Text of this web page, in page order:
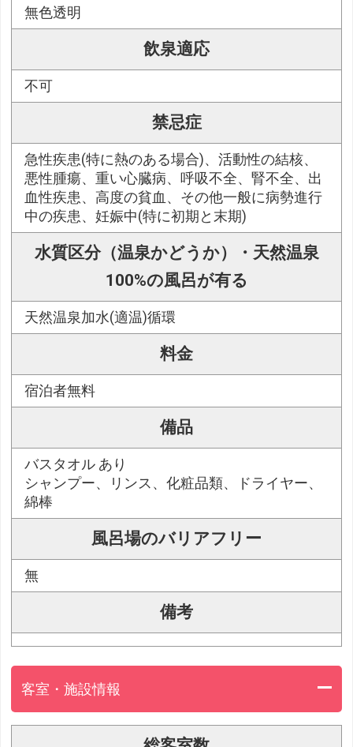
無色透明
飲泉適応
不可
禁忌症
急性疾患(特に熱のある場合)、活動性の結核、
悪性腫瘍、重い心臓病、呼吸不全、腎不全、出
血性疾患、高度の貧血、その他一般に病勢進行
中の疾患、妊娠中(特に初期と末期)
水質区分（温泉かどうか）・天然温泉
100%の風呂が有る
天然温泉加水(適温)循環
料金
宿泊者無料
備品
バスタオル あり
シャンプー、リンス、化粧品類、ドライヤー、
綿棒
風呂場のバリアフリー
無
備考
客室・施設情報